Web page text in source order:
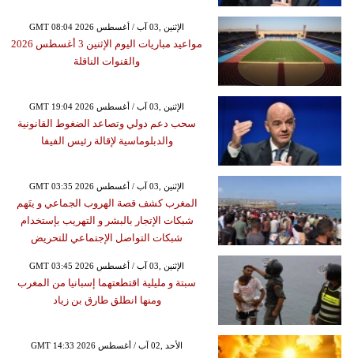
GMT 08:04 2026 الإثنين ,03 آب / أغسطس
مواعيد مباريات اليوم الإثنين 3 أغسطس 2026
والقنوات الناقلة
GMT 19:04 2026 الإثنين ,03 آب / أغسطس
سحب دعم دولي وتصاعد الضغوط القانونية
والدبلوماسية لإقالة رئيس الفيفا
GMT 03:35 2026 الإثنين ,03 آب / أغسطس
المغرب كشف قصة الهروب الجماعي و يتَهم
شبكات الإتجار بالبشر و التهريب بإستخدام
شبكات التواصل الإجتماعي للتحريض
GMT 03:45 2026 الإثنين ,03 آب / أغسطس
سبتة و مليلية اقتطعتهما إسبانيا من المغرب
ومنها انطلق طارق بن زياد
GMT 14:33 2026 الأحد ,02 آب / أغسطس